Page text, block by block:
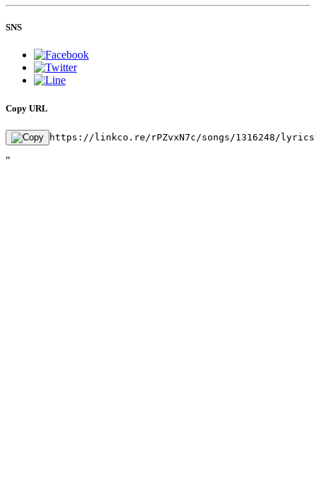
SNS
Copy URL
https://linkco.re/rPZvxN7c/songs/1316248/
"